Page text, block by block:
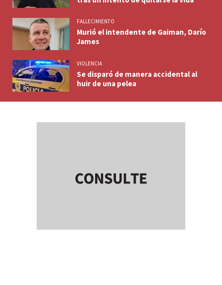
FALLECIMIENTO
Murió el intendente de Gaiman, Darío
James
VIOLENCIA
Se disparó de manera accidental al
huir de una pelea